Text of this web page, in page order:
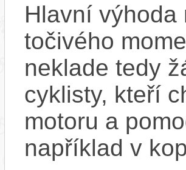
Hlavní
točivého
neklade tedy
cyklisty, kteří
motoru a
například v